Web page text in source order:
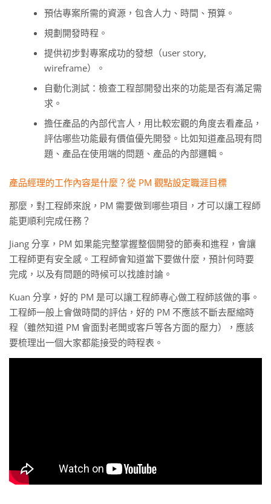
預估專案所需的資源，包含人力、時間、預算。
規劃開發時程。
提供初步對專案成功的發想（user story,
wireframe）。
自動化測試：檢查工程部開發出來的功能是否有滿足需
求。
擔任產品的內部代言人，用比較宏觀的角度去看產品，
評估哪些功能最有價值優先開發。比如知道產品現有問
題、產品在使用端的問題、產品的內部邏輯。
產品經理的工作內容是什麼？從 PM 觀點設定職涯目標
那麼，對工程師來說，PM 需要做到哪些項目，才可以讓工程師
能更順利完成任務？
Jiang 分享，PM 如果能完整掌握整個開發的節奏和進程，會讓
工程師更有安全感。工程師會知道當下要做什麼，預計何時要
完成，以及有問題的時候可以找誰討論。
Kuan 分享，好的 PM 是可以讓工程師專心做工程師該做的事。
工程師一般上會做時間的評估，好的 PM 不應該不斷去壓縮時
程（雖然知道 PM 會面對老闆或客戶等各方面的壓力），應該
要梳理出一個大家都能接受的時程表。